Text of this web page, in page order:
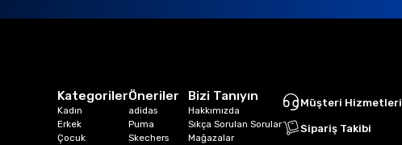
Kategoriler
Kadın
Erkek
Çocuk
Öneriler
adidas
Puma
Skechers
Bizi Tanıyın
Hakkımızda
Sıkça Sorulan Sorular
Mağazalar
Müşteri Hizmetleri
Sipariş Takibi